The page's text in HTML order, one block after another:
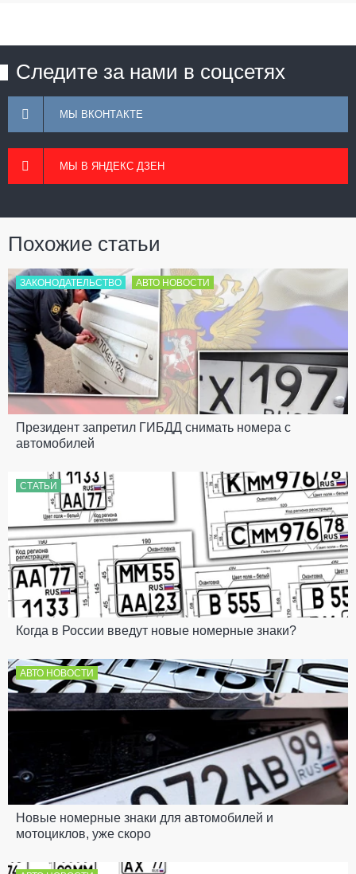
Следите за нами в соцсетях
МЫ ВКОНТАКТЕ
МЫ В ЯНДЕКС ДЗЕН
Похожие статьи
ЗАКОНОДАТЕЛЬСТВО АВТО НОВОСТИ
Президент запретил ГИБДД снимать номера с
автомобилей
СТАТЬИ
Когда в России введут новые номерные знаки?
АВТО НОВОСТИ
Новые номерные знаки для автомобилей и
мотоциклов, уже скоро